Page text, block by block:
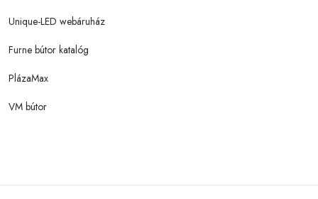
Unique-LED webáruház
Furne bútor katalóg
PlázaMax
VM bútor